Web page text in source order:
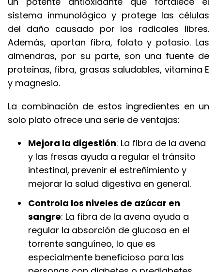
sistema inmunológico y protege las células
del daño causado por los radicales libres.
Además, aportan fibra, folato y potasio. Las
almendras, por su parte, son una fuente de
proteínas, fibra, grasas saludables, vitamina E
y magnesio.
La combinación de estos ingredientes en un
solo plato ofrece una serie de ventajas:
Mejora la digestión: La fibra de la avena
y las fresas ayuda a regular el tránsito
intestinal, prevenir el estreñimiento y
mejorar la salud digestiva en general.
Controla los niveles de azúcar en
sangre: La fibra de la avena ayuda a
regular la absorción de glucosa en el
torrente sanguíneo, lo que es
especialmente beneficioso para las